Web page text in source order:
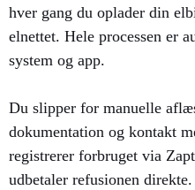
hver gang du oplader din
elnettet. Hele processen er
system og app.
Du slipper for manuelle
dokumentation og kontakt
registrerer forbruget via
udbetaler refusionen direkte.